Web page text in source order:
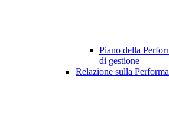
Piano della
di gestione
Relazione sulla